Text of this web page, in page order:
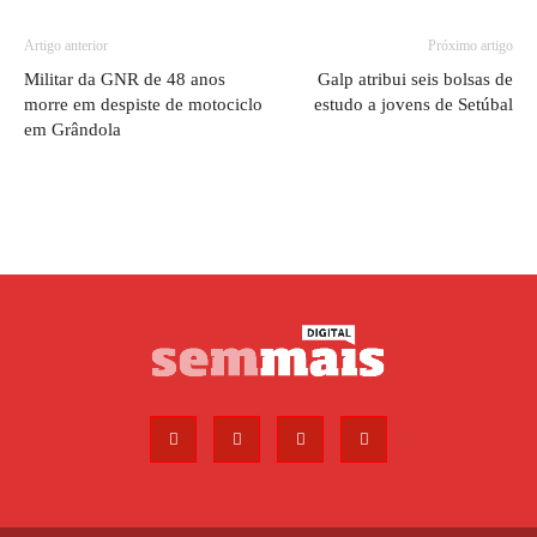
Artigo anterior
Militar da GNR de 48 anos
morre em despiste de motociclo
em Grândola
Próximo artigo
Galp atribui seis bolsas de
estudo a jovens de Setúbal